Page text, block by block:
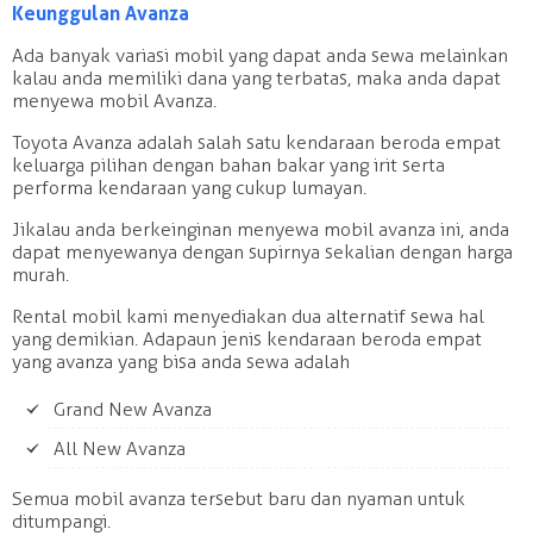
Keunggulan Avanza
Ada banyak variasi mobil yang dapat anda sewa melainkan
kalau anda memiliki dana yang terbatas, maka anda dapat
menyewa mobil Avanza.
Toyota Avanza adalah salah satu kendaraan beroda empat
keluarga pilihan dengan bahan bakar yang irit serta
performa kendaraan yang cukup lumayan.
Jikalau anda berkeinginan menyewa mobil avanza ini, anda
dapat menyewanya dengan supirnya sekalian dengan harga
murah.
Rental mobil kami menyediakan dua alternatif sewa hal
yang demikian. Adapaun jenis kendaraan beroda empat
yang avanza yang bisa anda sewa adalah
Grand New Avanza
All New Avanza
Semua mobil avanza tersebut baru dan nyaman untuk
ditumpangi.